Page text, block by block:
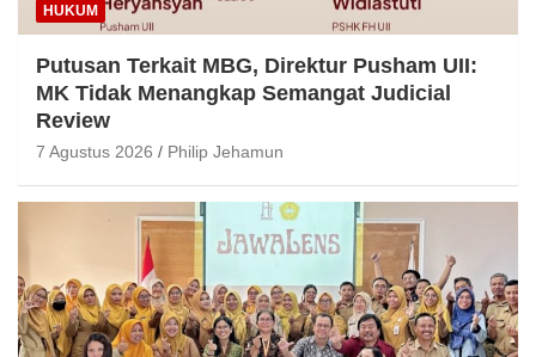
HUKUM
Putusan Terkait MBG, Direktur Pusham UII:
MK Tidak Menangkap Semangat Judicial
Review
7 Agustus 2026 Philip Jehamun